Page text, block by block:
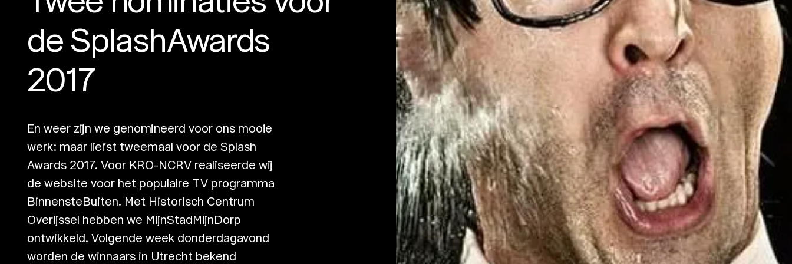
de SplashAwards
2017
En weer zijn we genomineerd voor ons mooie
werk: maar liefst tweemaal voor de Splash
Awards 2017. Voor KRO-NCRV realiseerde wij
de website voor het populaire TV programma
BinnensteBuiten. Met Historisch Centrum
Overijssel hebben we MijnStadMijnDorp
ontwikkeld. Volgende week donderdagavond
worden de winnaars in Utrecht bekend